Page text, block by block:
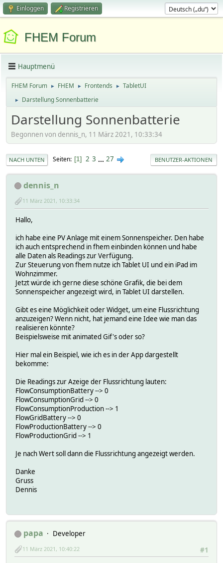
Einloggen Registrieren
FHEM Forum
Hauptmenü
FHEM Forum ► FHEM ► Frontends ► TabletUI
► Darstellung Sonnenbatterie
Darstellung Sonnenbatterie
Begonnen von dennis_n, 11 März 2021, 10:33:34
NACH UNTEN Seiten 1 2 3 ... 27 BENUTZER-AKTIONEN
dennis_n
11 März 2021, 10:33:34
Hallo,
ich habe eine PV Anlage mit einem Sonnenspeicher. Den habe
ich auch entsprechend in fhem einbinden können und habe
alle Daten als Readings zur Verfügung.
Zur Steuerung von fhem nutze ich Tablet UI und ein iPad im
Wohnzimmer.
Jetzt würde ich gerne diese schöne Grafik, die bei dem
Sonnenspeicher angezeigt wird, in Tablet UI darstellen.
Gibt es eine Möglichkeit oder Widget, um eine Flussrichtung
anzuzeigen? Wenn nicht, hat jemand eine Idee wie man das
realisieren könnte?
Beispielsweise mit animated Gif's oder so?
Hier mal ein Beispiel, wie ich es in der App dargestellt
bekomme:
Die Readings zur Azeige der Flussrichtung lauten:
FlowConsumptionBattery --> 0
FlowConsumptionGrid --> 0
FlowConsumptionProduction --> 1
FlowGridBattery --> 0
FlowProductionBattery --> 0
FlowProductionGrid --> 1
Je nach Wert soll dann die Flussrichtung angezeigt werden.
Danke
Gruss
Dennis
papa
Developer
#1
11 März 2021, 10:40:22